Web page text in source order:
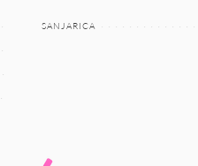
SANJARICA